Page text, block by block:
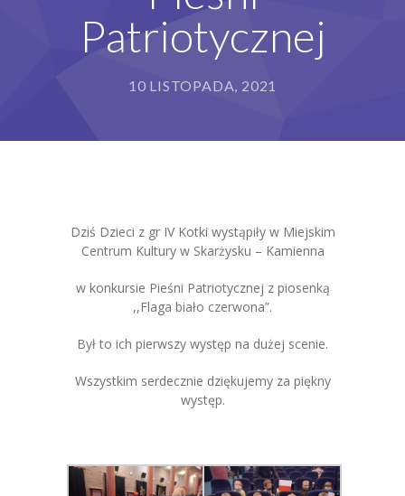
Grupy
Patriotycznej
10 LISTOPADA, 2021
Dziś Dzieci z gr IV Kotki wystąpiły w Miejskim
Centrum Kultury w Skarżysku – Kamienna
w konkursie Pieśni Patriotycznej z piosenką
,,Flaga biało czerwona”.
Był to ich pierwszy występ na dużej scenie.
Wszystkim serdecznie dziękujemy za piękny
występ.